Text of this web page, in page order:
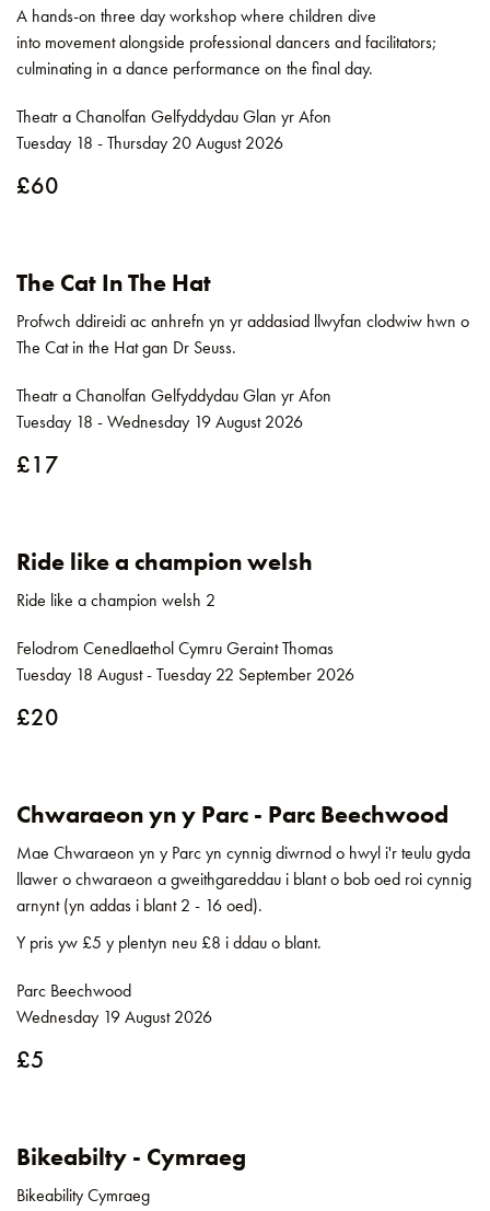
A hands-on three day workshop where children dive
into movement alongside professional dancers and facilitators;
culminating in a dance performance on the final day.
Theatr a Chanolfan Gelfyddydau Glan yr Afon
Tuesday 18 - Thursday 20 August 2026
£60
The Cat In The Hat
Profwch ddireidi ac anhrefn yn yr addasiad llwyfan clodwiw hwn o
The Cat in the Hat gan Dr Seuss.
Theatr a Chanolfan Gelfyddydau Glan yr Afon
Tuesday 18 - Wednesday 19 August 2026
£17
Ride like a champion welsh
Ride like a champion welsh 2
Felodrom Cenedlaethol Cymru Geraint Thomas
Tuesday 18 August - Tuesday 22 September 2026
£20
Chwaraeon yn y Parc - Parc Beechwood
Mae Chwaraeon yn y Parc yn cynnig diwrnod o hwyl i'r teulu gyda
llawer o chwaraeon a gweithgareddau i blant o bob oed roi cynnig
arnynt (yn addas i blant 2 - 16 oed).
Y pris yw £5 y plentyn neu £8 i ddau o blant.
Parc Beechwood
Wednesday 19 August 2026
£5
Bikeabilty - Cymraeg
Bikeability Cymraeg